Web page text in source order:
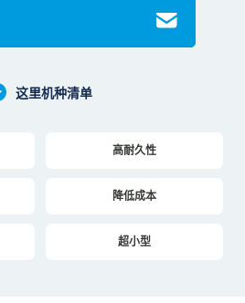
这里机种清单
高耐久性
降低成本
超小型